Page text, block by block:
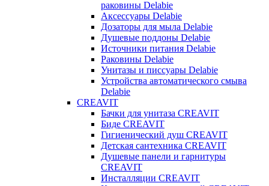
раковины Delabie
Аксессуары Delabie
Дозаторы для мыла Delabie
Душевые поддоны Delabie
Источники питания Delabie
Раковины Delabie
Унитазы и писсуары Delabie
Устройства автоматического смыва
Delabie
CREAVIT
Бачки для унитаза CREAVIT
Биде CREAVIT
Гигиенический душ CREAVIT
Детская сантехника CREAVIT
Душевые панели и гарнитуры
CREAVIT
Инсталляции CREAVIT